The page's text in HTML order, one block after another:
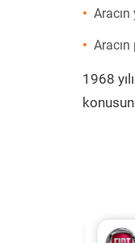
Aracın
1968